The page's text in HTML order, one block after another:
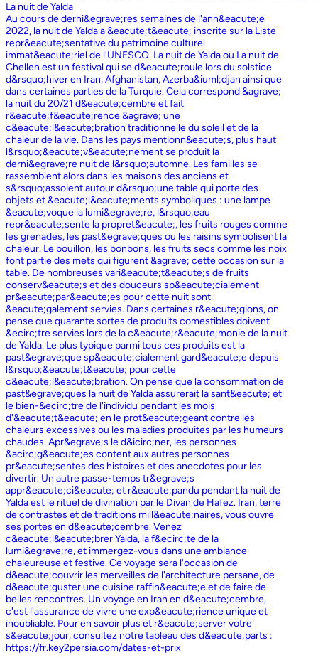
La nuit de Yalda
Au cours de derni&egrave;res semaines de l'ann&eacute;e
2022, la nuit de Yalda a &eacute;t&eacute; inscrite sur la Liste
repr&eacute;sentative du patrimoine culturel
immat&eacute;riel de l'UNESCO. La nuit de Yalda ou La nuit de
Chelleh est un festival qui se d&eacute;roule lors du solstice
d&rsquo;hiver en Iran, Afghanistan, Azerba&iuml;djan ainsi que
dans certaines parties de la Turquie. Cela correspond &agrave;
la nuit du 20/21 d&eacute;cembre et fait
r&eacute;f&eacute;rence &agrave; une
c&eacute;l&eacute;bration traditionnelle du soleil et de la
chaleur de la vie. Dans les pays mentionn&eacute;s, plus haut
l&rsquo;&eacute;v&eacute;nement se produit la
derni&egrave;re nuit de l&rsquo;automne. Les familles se
rassemblent alors dans les maisons des anciens et
s&rsquo;assoient autour d&rsquo;une table qui porte des
objets et &eacute;l&eacute;ments symboliques : une lampe
&eacute;voque la lumi&egrave;re, l&rsquo;eau
repr&eacute;sente la propret&eacute;, les fruits rouges comme
les grenades, les past&egrave;ques ou les raisins symbolisent la
chaleur. Le bouillon, les bonbons, les fruits secs comme les noix
font partie des mets qui figurent &agrave; cette occasion sur la
table. De nombreuses vari&eacute;t&eacute;s de fruits
conserv&eacute;s et des douceurs sp&eacute;cialement
pr&eacute;par&eacute;es pour cette nuit sont
&eacute;galement servies. Dans certaines r&eacute;gions, on
pense que quarante sortes de produits comestibles doivent
&ecirc;tre servies lors de la c&eacute;r&eacute;monie de la nuit
de Yalda. Le plus typique parmi tous ces produits est la
past&egrave;que sp&eacute;cialement gard&eacute;e depuis
l&rsquo;&eacute;t&eacute; pour cette
c&eacute;l&eacute;bration. On pense que la consommation de
past&egrave;ques la nuit de Yalda assurerait la sant&eacute; et
le bien-&ecirc;tre de l'individu pendant les mois
d'&eacute;t&eacute; en le prot&eacute;geant contre les
chaleurs excessives ou les maladies produites par les humeurs
chaudes. Apr&egrave;s le d&icirc;ner, les personnes
&acirc;g&eacute;es content aux autres personnes
pr&eacute;sentes des histoires et des anecdotes pour les
divertir. Un autre passe-temps tr&egrave;s
appr&eacute;ci&eacute; et r&eacute;pandu pendant la nuit de
Yalda est le rituel de divination par le Divan de Hafez. Iran, terre
de contrastes et de traditions mill&eacute;naires, vous ouvre
ses portes en d&eacute;cembre. Venez
c&eacute;l&eacute;brer Yalda, la f&ecirc;te de la
lumi&egrave;re, et immergez-vous dans une ambiance
chaleureuse et festive. Ce voyage sera l'occasion de
d&eacute;couvrir les merveilles de l'architecture persane, de
d&eacute;guster une cuisine raffin&eacute;e et de faire de
belles rencontres. Un voyage en Iran en d&eacute;cembre,
c'est l'assurance de vivre une exp&eacute;rience unique et
inoubliable. Pour en savoir plus et r&eacute;server votre
s&eacute;jour, consultez notre tableau des d&eacute;parts :
https://fr.key2persia.com/dates-et-prix